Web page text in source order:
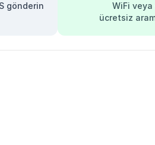
gönderin
WiFi
ücretsiz